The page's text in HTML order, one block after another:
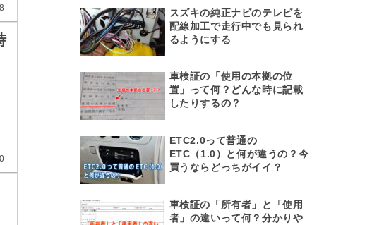
スズキの純正ナビのテレビを
配線加工で走行中でも見られ
るようにする
車検証の「使用の本拠の位
置」って何？どんな時に記載
したりするの？
ETC2.0って普通の
ETC（1.0）と何が違うの？今
買うならどっちがイイ？
車検証の「所有者」と「使用
者」の違いって何？分かりや